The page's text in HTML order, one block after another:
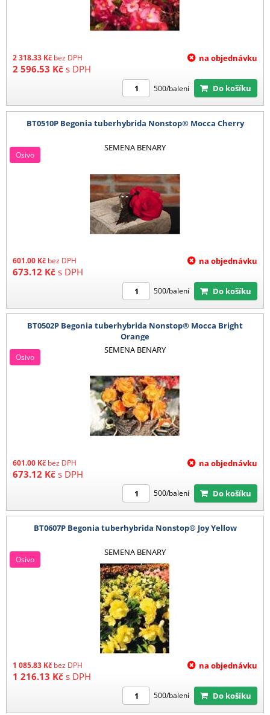
2 318.33 Kč bez DPH
2 596.53 Kč s DPH
na objednávku
500/balení Do košíku
BT0510P Begonia tuberhybrida Nonstop® Mocca Cherry
SEMENA BENARY
601.00 Kč bez DPH
673.12 Kč s DPH
Osivo
na objednávku
500/balení Do košíku
BT0502P Begonia tuberhybrida Nonstop® Mocca Bright
Orange
SEMENA BENARY
601.00 Kč bez DPH
673.12 Kč s DPH
Osivo
na objednávku
500/balení Do košíku
BT0607P Begonia tuberhybrida Nonstop® Joy Yellow
SEMENA BENARY
1 085.83 Kč bez DPH
1 216.13 Kč s DPH
Osivo
na objednávku
500/balení Do košíku